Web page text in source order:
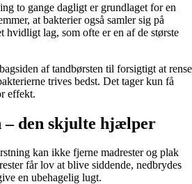
to gange dagligt er grundlaget for en
at bakterier også samler sig på
hvidligt lag, som ofte er en af de største
af tandbørsten til forsigtigt at rense
trives bedst. Det tager kun få
effekt.
– den skjulte hjælper
kan ikke fjerne madrester og plak
får lov at blive siddende, nedbrydes
en ubehagelig lugt.